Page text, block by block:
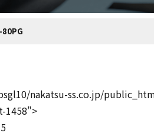
80PG
nakatsu-ss.co.jp/
1458">